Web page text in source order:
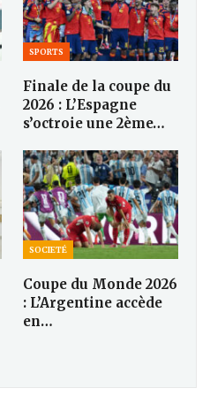
SPORTS
Finale de la coupe du
2026 : L’Espagne
s’octroie une 2ème…
SOCIETÉ
Coupe du Monde 2026
: L’Argentine accède
en…